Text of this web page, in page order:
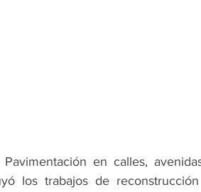
en calles,
los trabajos de